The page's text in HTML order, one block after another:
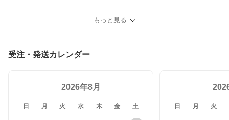
もっと見る
受注・発送カレンダー
2026年8月
日 月 火 水 木 金 土 日 月 火